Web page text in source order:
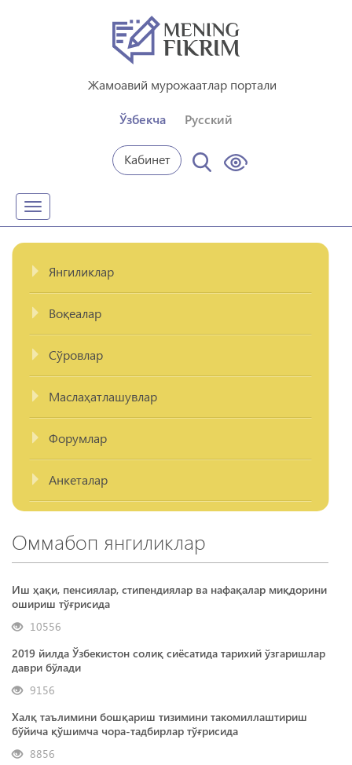
Жамоавий мурожаатлар портали
Ўзбекча Русский
Кабинет
Toggle
navigation
Янгиликлар
Воқеалар
Сўровлар
Маслаҳатлашувлар
Форумлар
Анкеталар
Оммабоп янгиликлар
Иш ҳақи, пенсиялар, стипендиялар ва нафақалар миқдорини
ошириш тўғрисида
10556
2019 йилда Ўзбекистон солиқ сиёсатида тарихий ўзгаришлар
даври бўлади
9156
Халқ таълимини бошқариш тизимини такомиллаштириш
бўйича қўшимча чора-тадбирлар тўғрисида
8856